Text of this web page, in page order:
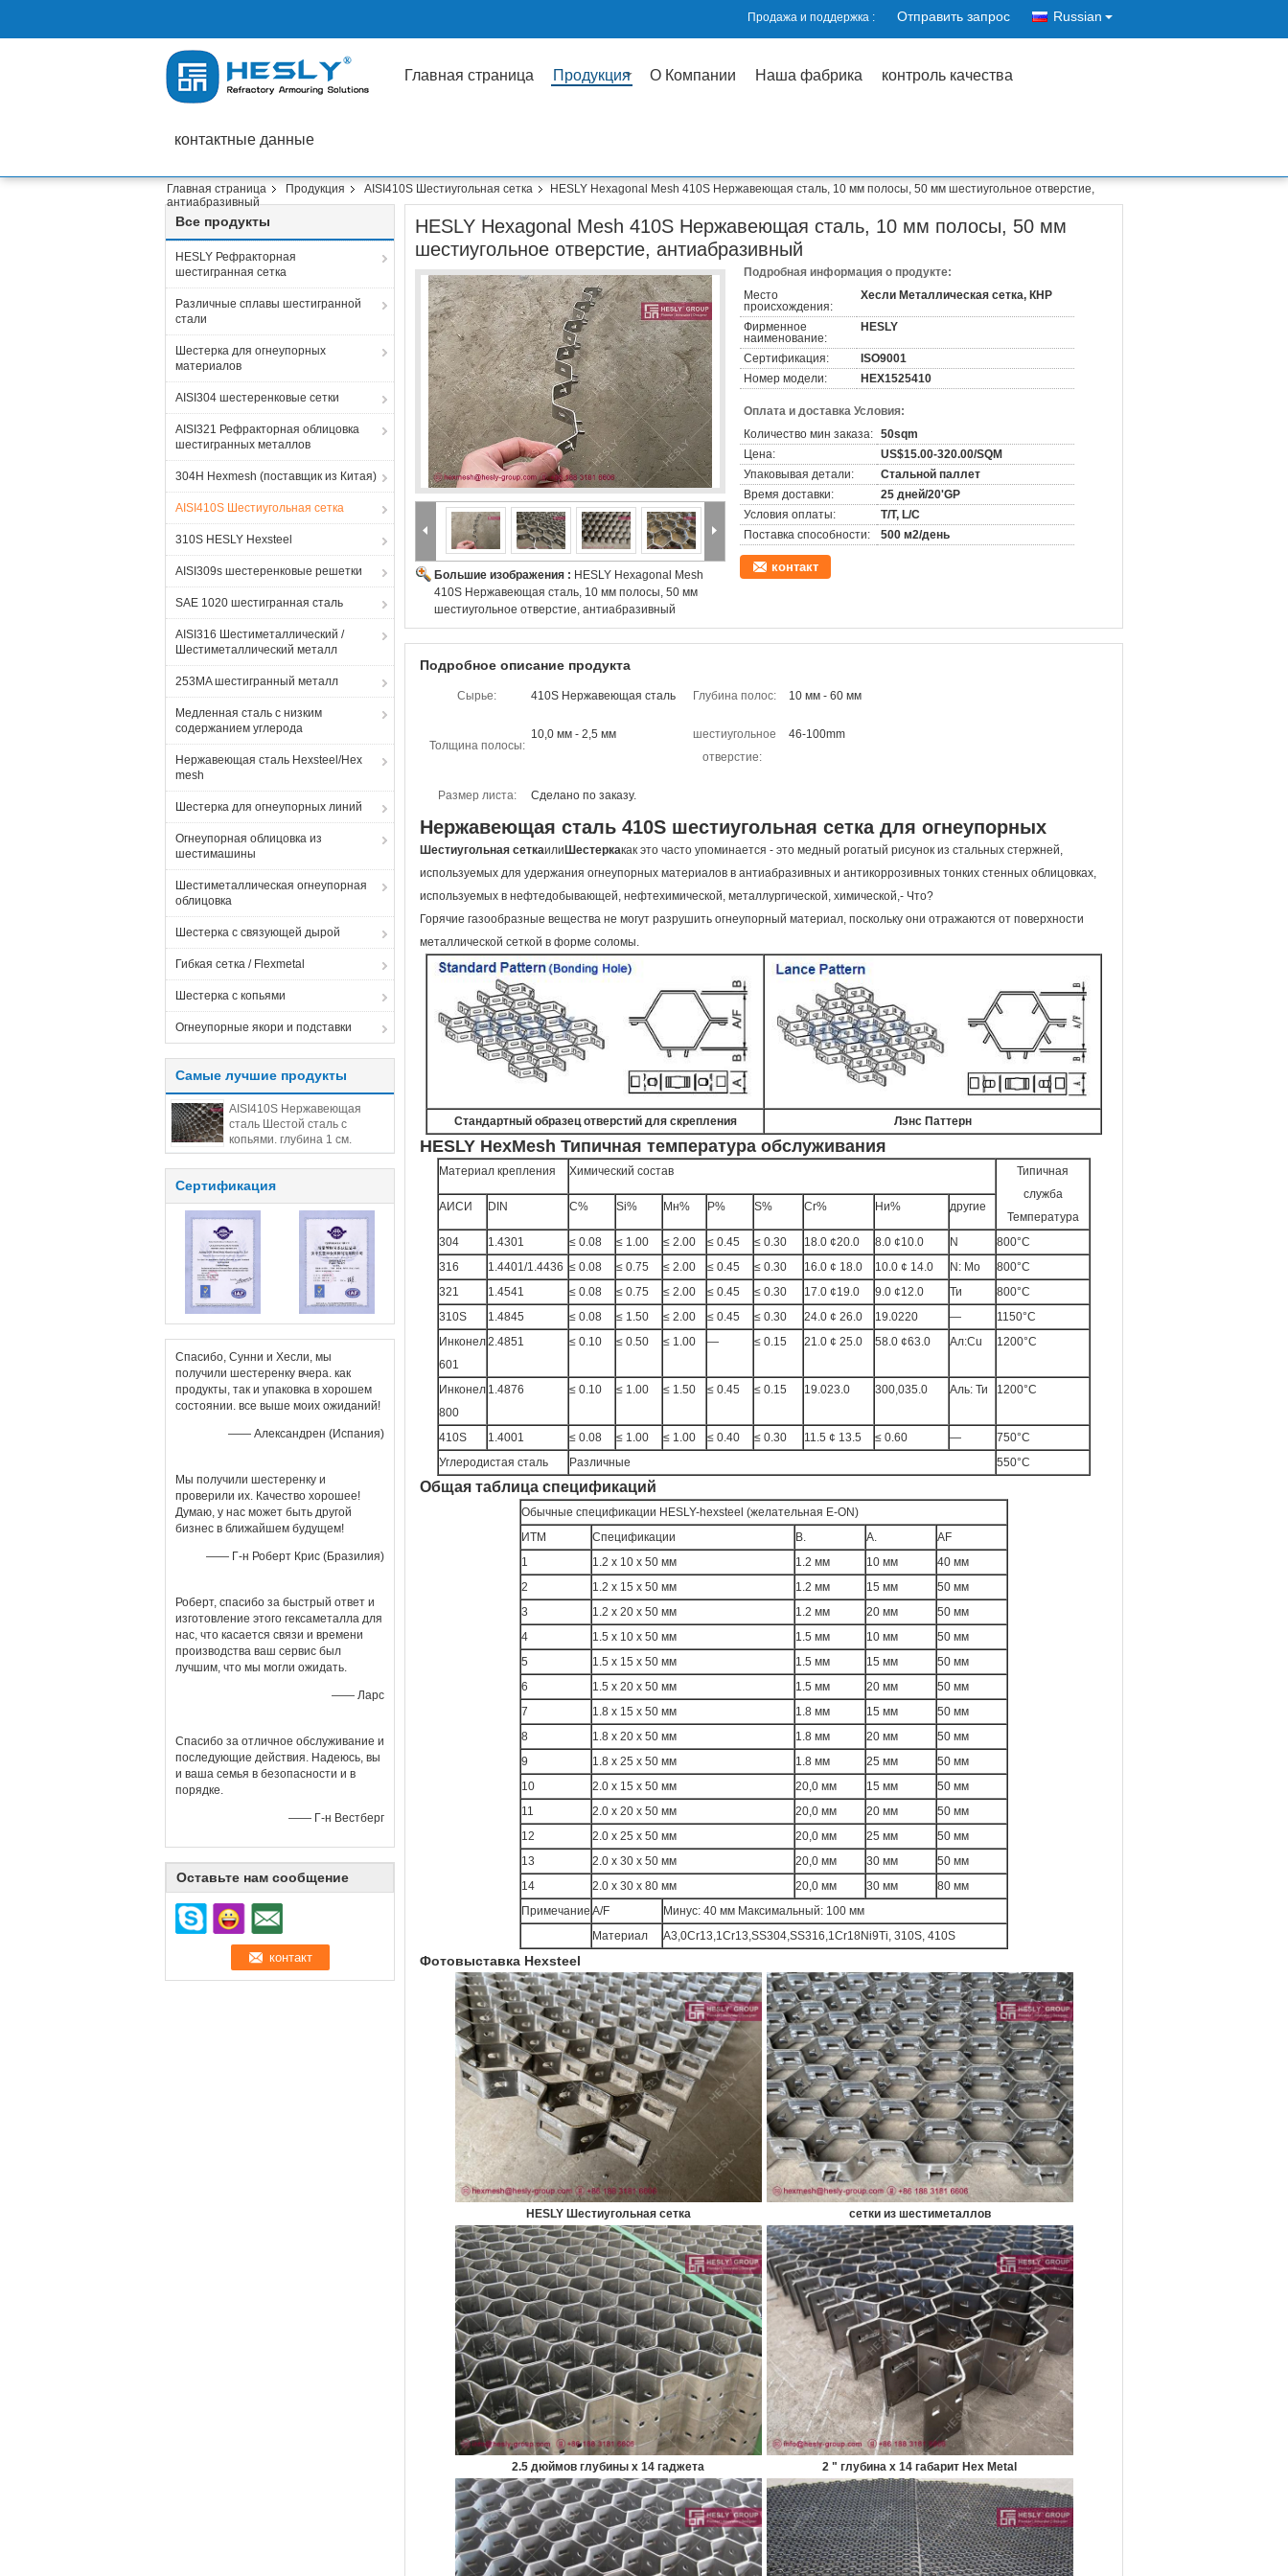
Продажа и поддержка : Отправить запрос Russian
Главная страница Продукция О Компании Наша фабрика контроль качества
контактные данные
Главная страница Продукция AISI410S Шестиугольная сетка
HESLY Hexagonal Mesh 410S Нержавеющая сталь, 10 мм полосы, 50 мм шестиугольное отверстие,
антиабразивный
Все продукты
HESLY Рефракторная
шестигранная сетка
Различные сплавы шестигранной
стали
Шестерка для огнеупорных
материалов
AISI304 шестеренковые сетки
AISI321 Рефракторная облицовка
шестигранных металлов
304H Hexmesh (поставщик из Китая)
AISI410S Шестиугольная сетка
310S HESLY Hexsteel
AISI309s шестеренковые решетки
SAE 1020 шестигранная сталь
AISI316 Шестиметаллический /
Шестиметаллический металл
253MA шестигранный металл
Медленная сталь с низким
содержанием углерода
Нержавеющая сталь Hexsteel/Hex
mesh
Шестерка для огнеупорных линий
Огнеупорная облицовка из
шестимашины
Шестиметаллическая огнеупорная
облицовка
Шестерка с связующей дырой
Гибкая сетка / Flexmetal
Шестерка с копьями
Огнеупорные якори и подставки
Самые лучшие продукты
AISI410S Нержавеющая
сталь Шестой сталь с
копьями. глубина 1 см.
размеры 14 см. Китайская
Шестой стальная фабрика.
Сертификация
Спасибо, Сунни и Хесли, мы
получили шестеренку вчера. как
продукты, так и упаковка в хорошем
состоянии. все выше моих ожиданий!
—— Александрен (Испания)
Мы получили шестеренку и
проверили их. Качество хорошее!
Думаю, у нас может быть другой
бизнес в ближайшем будущем!
—— Г-н Роберт Крис (Бразилия)
Роберт, спасибо за быстрый ответ и
изготовление этого гексаметалла для
нас, что касается связи и времени
производства ваш сервис был
лучшим, что мы могли ожидать.
—— Ларс
Спасибо за отличное обслуживание и
последующие действия. Надеюсь, вы
и ваша семья в безопасности и в
порядке.
—— Г-н Вестберг
Оставьте нам сообщение
HESLY Hexagonal Mesh 410S Нержавеющая сталь, 10 мм полосы, 50 мм
шестиугольное отверстие, антиабразивный
Большие изображения : HESLY Hexagonal Mesh
410S Нержавеющая сталь, 10 мм полосы, 50 мм
шестиугольное отверстие, антиабразивный
Подробная информация о продукте:
Место
происхождения:
Хесли Металлическая сетка, КНР
Фирменное
наименование:
HESLY
Сертификация:
ISO9001
Номер модели:
HEX1525410
Оплата и доставка Условия:
Количество мин заказа: 50sqm
Цена:
US$15.00-320.00/SQM
Упаковывая детали:
Стальной паллет
Время доставки:
25 дней/20'GP
Условия оплаты:
T/T, L/C
Поставка способности:
500 м2/день
контакт
Подробное описание продукта
Сырье: 410S Нержавеющая сталь Глубина полос: 10 мм - 60 мм
Толщина полосы:
10,0 мм - 2,5 мм
шестиугольное
отверстие:
46-100mm
Размер листа: Сделано по заказу.
Нержавеющая сталь 410S шестиугольная сетка для огнеупорных
Шестиугольная сеткаили Шестеркакак это часто упоминается - это медный рогатый рисунок из стальных стержней,
используемых для удержания огнеупорных материалов в антиабразивных и антикоррозивных тонких стенных облицовках,
используемых в нефтедобывающей, нефтехимической, металлургической, химической,- Что?
Горячие газообразные вещества не могут разрушить огнеупорный материал, поскольку они отражаются от поверхности
металлической сеткой в форме соломы.
Стандартный образец отверстий для скрепления Лэнс Паттерн
HESLY HexMesh Типичная температура обслуживания
Материал крепления Химический состав
Типичная
служба
Температура
АИСИ DIN C% Si% Мн% P% S% Cr% Ни% другие
304 1.4301 ≤ 0.08 ≤ 1.00 ≤ 2.00 ≤ 0.45 ≤ 0.30 18.0 ¢20.0 8.0 ¢10.0 N
800°C
316
1.4401/1.4436 ≤ 0.08 ≤ 0.75 ≤ 2.00 ≤ 0.45 ≤ 0.30 16.0 ¢ 18.0 10.0 ¢ 14.0 N: Mo
800°C
321
1.4541 ≤ 0.08 ≤ 0.75 ≤ 2.00 ≤ 0.45 ≤ 0.30 17.0 ¢19.0 9.0 ¢12.0 Ти
800°C
310S
1.4845 ≤ 0.08 ≤ 1.50 ≤ 2.00 ≤ 0.45 ≤ 0.30 24.0 ¢ 26.0 19.0220 —
1150°C
Инконел
601
2.4851 ≤ 0.10 ≤ 0.50 ≤ 1.00 — ≤ 0.15 21.0 ¢ 25.0 58.0 ¢63.0 Ал:Cu 1200°C
Инконел
800
1.4876 ≤ 0.10 ≤ 1.00 ≤ 1.50 ≤ 0.45 ≤ 0.15 19.023.0 300,035.0 Аль: Ти 1200°C
410S 1.4001 ≤ 0.08 ≤ 1.00 ≤ 1.00 ≤ 0.40 ≤ 0.30 11.5 ¢ 13.5 ≤ 0.60 —
750°С
Углеродистая сталь
Различные 550°С
Общая таблица спецификаций
Обычные спецификации HESLY-hexsteel (желательная E-ON)
ИТМ
Спецификации В. А.
AF
1
1.2 х 10 х 50 мм 1.2 мм 10 мм
40 мм
2
1.2 х 15 х 50 мм 1.2 мм 15 мм
50 мм
3
1.2 х 20 х 50 мм 1.2 мм 20 мм
50 мм
4
1.5 х 10 х 50 мм 1.5 мм 10 мм
50 мм
5
1.5 х 15 х 50 мм 1.5 мм 15 мм
50 мм
6
1.5 х 20 х 50 мм 1.5 мм 20 мм
50 мм
7
1.8 х 15 х 50 мм 1.8 мм 15 мм
50 мм
8
1.8 х 20 х 50 мм 1.8 мм 20 мм
50 мм
9
1.8 х 25 х 50 мм 1.8 мм 25 мм
50 мм
10
2.0 х 15 х 50 мм 20,0 мм 15 мм
50 мм
11
2.0 х 20 х 50 мм 20,0 мм 20 мм
50 мм
12
2.0 х 25 х 50 мм 20,0 мм 25 мм
50 мм
13
2.0 х 30 х 50 мм 20,0 мм 30 мм
50 мм
14
2.0 х 30 х 80 мм 20,0 мм 30 мм
80 мм
Примечание A/F
Минус: 40 мм Максимальный: 100 мм
Материал
А3,0Cr13,1Cr13,SS304,SS316,1Cr18Ni9Ti, 310S, 410S
Фотовыставка Hexsteel
HESLY Шестиугольная сетка сетки из шестиметаллов
2.5 дюймов глубины х 14 гаджета 2 " глубина х 14 габарит Hex Metal